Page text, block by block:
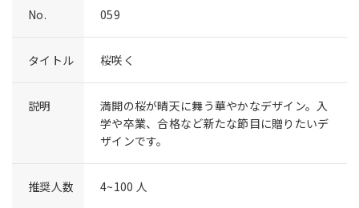
No. 059
タイトル 桜咲く
説明
満開の桜が晴天に舞う華やかなデザイン。入
学や卒業、合格など新たな節目に贈りたいデ
ザインです。
推奨人数 4~100 人